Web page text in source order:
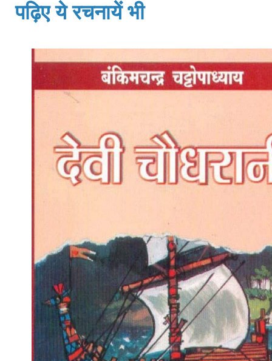
पढ़िए ये रचनायें भी